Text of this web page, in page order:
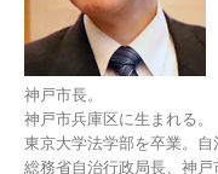
神戸市長。
神戸市兵庫区に生まれる。
東京大学法学部を卒業。自
総務省自治行政局長、神